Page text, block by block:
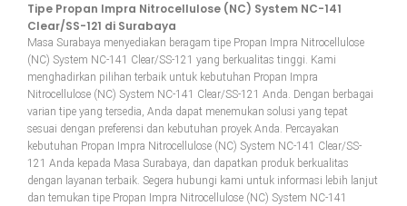
Tipe Propan Impra Nitrocellulose (NC) System NC-141
Clear/SS-121 di Surabaya
Masa Surabaya menyediakan beragam tipe Propan Impra Nitrocellulose
(NC) System NC-141 Clear/SS-121 yang berkualitas tinggi. Kami
menghadirkan pilihan terbaik untuk kebutuhan Propan Impra
Nitrocellulose (NC) System NC-141 Clear/SS-121 Anda. Dengan berbagai
varian tipe yang tersedia, Anda dapat menemukan solusi yang tepat
sesuai dengan preferensi dan kebutuhan proyek Anda. Percayakan
kebutuhan Propan Impra Nitrocellulose (NC) System NC-141 Clear/SS-
121 Anda kepada Masa Surabaya, dan dapatkan produk berkualitas
dengan layanan terbaik. Segera hubungi kami untuk informasi lebih lanjut
dan temukan tipe Propan Impra Nitrocellulose (NC) System NC-141